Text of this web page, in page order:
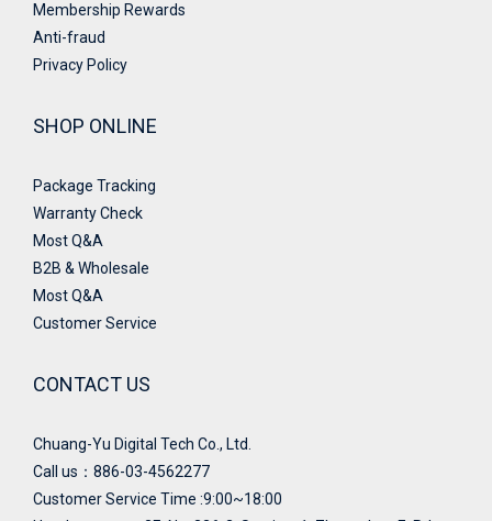
Membership Rewards
Anti-fraud
Privacy Policy
SHOP ONLINE
Package Tracking
Warranty Check
Most Q&A
B2B & Wholesale
Most Q&A
Customer Service
CONTACT US
Chuang-Yu Digital Tech Co., Ltd.
Call us：886-03-4562277
Customer Service Time :9:00~18:00